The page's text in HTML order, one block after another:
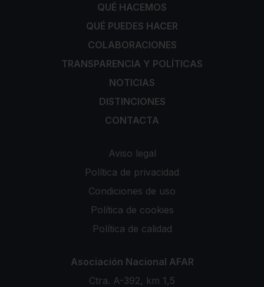
QUÉ HACEMOS
QUÉ PUEDES HACER
COLABORACIONES
TRANSPARENCIA Y POLÍTICAS
NOTICIAS
DISTINCIONES
CONTACTA
Aviso legal
Política de privacidad
Condiciones de uso
Política de cookies
Política de calidad
Asociación Nacional AFAR
Ctra. A-392, km 1,5